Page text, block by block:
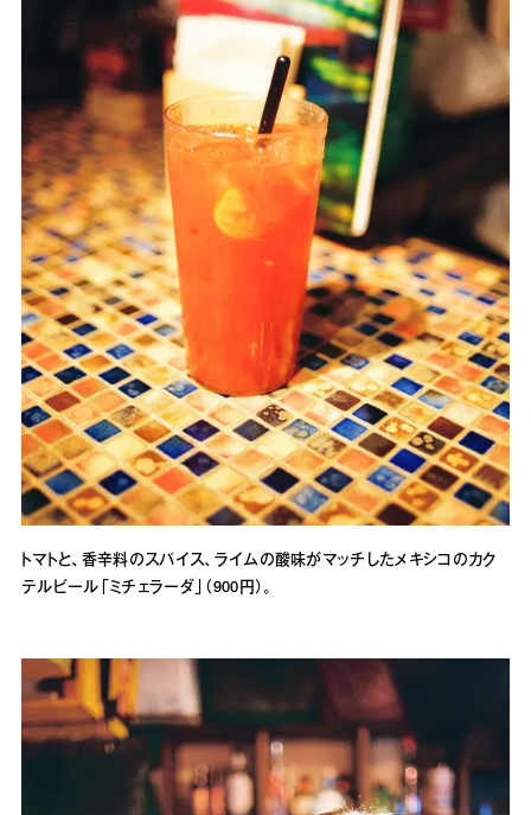
トマトと、香辛料のスパイス、ライムの酸味がマッチしたメキシコのカク
テルビール「ミチェラーダ」（900円）。